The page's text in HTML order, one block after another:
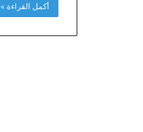
أكمل القراءة »